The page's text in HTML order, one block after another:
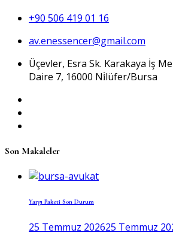
+90 506 419 01 16
av.enessencer@gmail.com
Üçevler, Esra Sk. Karakaya İş
Daire 7, 16000 Ni̇lüfer/Bursa
Son Makaleler
Yargı Paketi Son Durum
25 Temmuz 202625 Temmuz